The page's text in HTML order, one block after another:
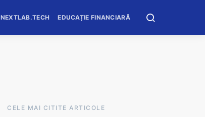
NEXTLAB.TECH EDUCAȚIE FINANCIARĂ
CELE MAI CITITE ARTICOLE